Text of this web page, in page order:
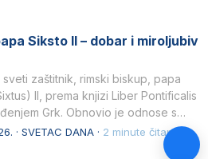
Siksto II – dobar i miroljubiv
sveti zaštitnik, rimski biskup, papa
II, prema knjizi Liber Pontificalis
Grk. Obnovio je odnose s
· SVETAC DANA · 2 minute čitanja